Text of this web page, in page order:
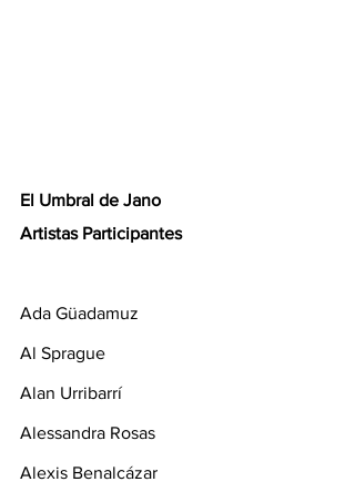
El Umbral de Jano
Artistas Participantes
Ada Güadamuz
Al Sprague
Alan Urribarrí
Alessandra Rosas
Alexis Benalcázar